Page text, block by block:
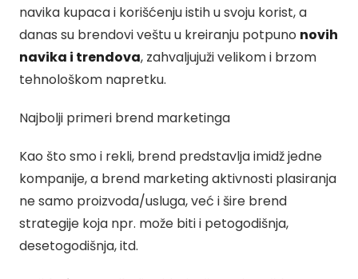
navika kupaca i korišćenju istih u svoju korist, a
danas su brendovi veštu u kreiranju potpuno novih
navika i trendova, zahvaljujuži velikom i brzom
tehnološkom napretku.
Najbolji primeri brend marketinga
Kao što smo i rekli, brend predstavlja imidž jedne
kompanije, a brend marketing aktivnosti plasiranja
ne samo proizvoda/usluga, već i šire brend
strategije koja npr. može biti i petogodišnja,
desetogodišnja, itd.